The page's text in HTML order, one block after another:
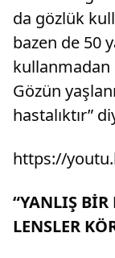
da gözlük
bazen de 50
Gözün
hastalıktır”
https://
“YANLIŞ
LENSLER